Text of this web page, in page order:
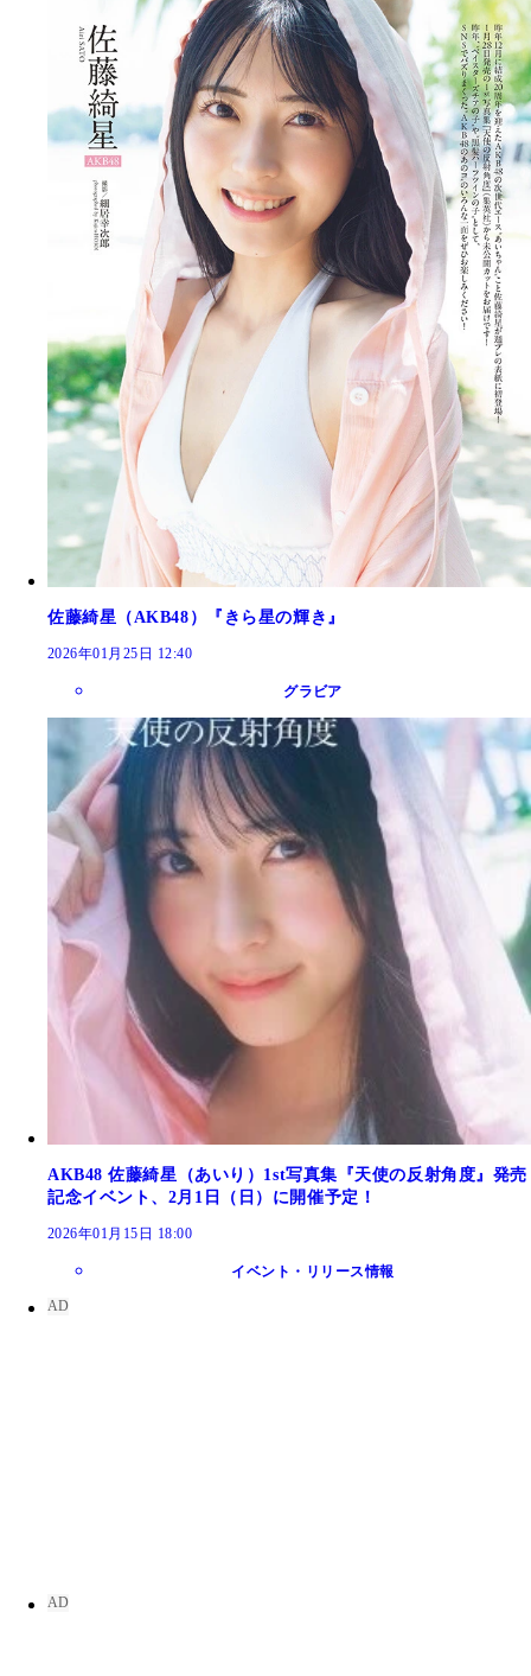
佐藤綺星（AKB48）『きら星の輝き』
2026年01月25日 12:40
グラビア
AKB48 佐藤綺星（あいり）1st写真集『天使の反射角度』発売
記念イベント、2月1日（日）に開催予定！
2026年01月15日 18:00
イベント・リリース情報